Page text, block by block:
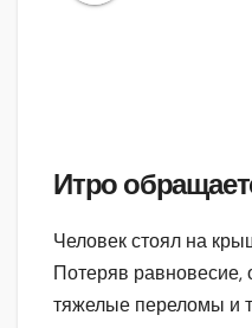
Итро
Человек стоял на
Потеряв равновесие,
тяжелые переломы и